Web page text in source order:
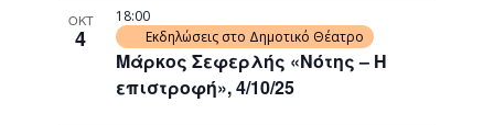
ΟΚΤ
4
Μάρκος Σεφερλής «Νότης – Η
επιστροφή», 4/10/25
18:00
Εκδηλώσεις στο Δημοτικό Θέατρο